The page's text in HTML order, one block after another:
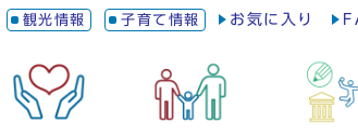
観光情報 子育て情報 お気に入り